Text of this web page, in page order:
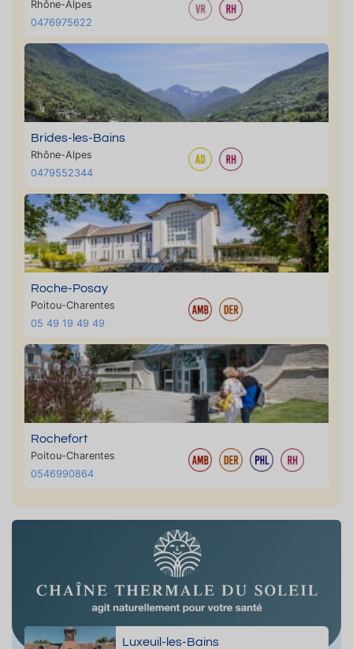
Rhône-Alpes
0476975622
Brides-les-Bains
Rhône-Alpes
0479552344
Roche-Posay
Poitou-Charentes
05 49 19 49 49
Rochefort
Poitou-Charentes
0546990864
Luxeuil-les-Bains